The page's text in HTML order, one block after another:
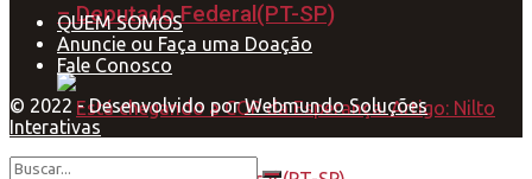
– Deputado Federal(PT-SP)
QUEM SOMOS
Anuncie ou Faça uma Doação
Fale Conosco
© 2022 - Desenvolvido porWebmundo Soluções
Interativas